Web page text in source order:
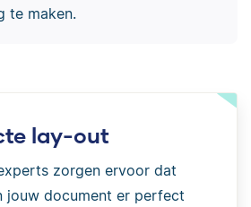
te maken.
lay-out
zorgen ervoor dat
jouw document er perfect